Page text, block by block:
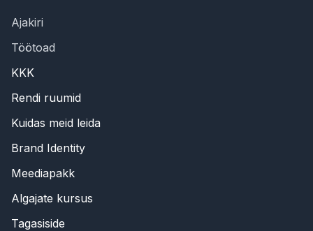
Ajakiri
Töötoad
KKK
Rendi ruumid
Kuidas meid leida
Brand Identity
Meediapakk
Algajate kursus
Tagasiside